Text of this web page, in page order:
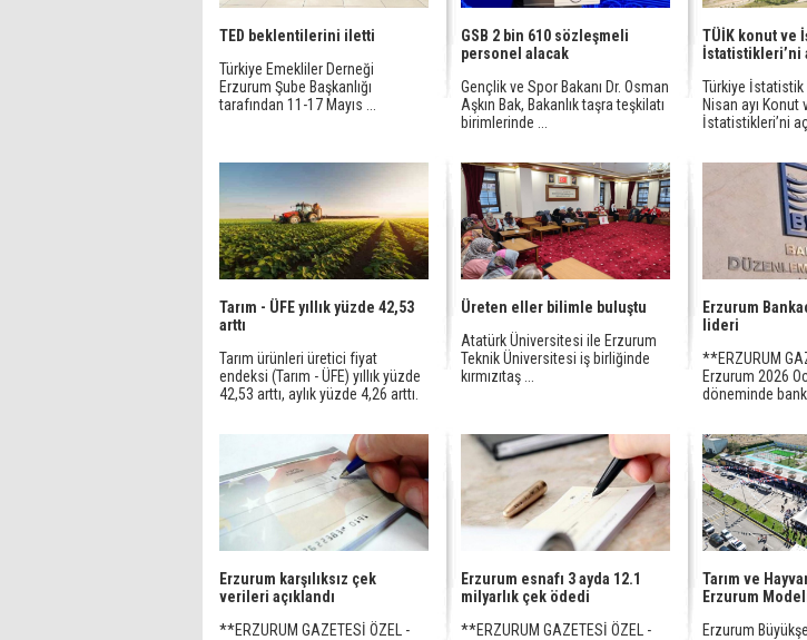
TED beklentilerini iletti
Türkiye Emekliler Derneği
Erzurum Şube Başkanlığı
tarafından 11-17 Mayıs ...
GSB 2 bin 610 sözleşmeli
personel alacak
Gençlik ve Spor Bakanı Dr. Osman
Aşkın Bak, Bakanlık taşra teşkilatı
birimlerinde ...
TÜİK konut ve
İstatistikleri’ni
Türkiye İstatistik
Nisan ayı Konut
İstatistikleri’ni
Tarım - ÜFE yıllık yüzde 42,53
arttı
Tarım ürünleri üretici fiyat
endeksi (Tarım - ÜFE) yıllık yüzde
42,53 arttı, aylık yüzde 4,26 arttı.
Üreten eller bilimle buluştu
Atatürk Üniversitesi ile Erzurum
Teknik Üniversitesi iş birliğinde
kırmızıtaş ...
Erzurum
lideri
**ERZURUM
Erzurum 2026
döneminde
Erzurum karşılıksız çek
verileri açıklandı
**ERZURUM GAZETESİ ÖZEL -
Erzurum esnafı 3 ayda 12.1
milyarlık çek ödedi
**ERZURUM GAZETESİ ÖZEL -
Tarım ve
Erzurum
Erzurum